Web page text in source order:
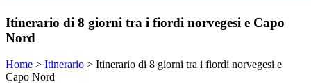
Itinerario di 8 giorni tra i fiordi norvegesi e Capo
Nord
Home > Itinerario > Itinerario di 8 giorni tra i fiordi norvegesi e
Capo Nord